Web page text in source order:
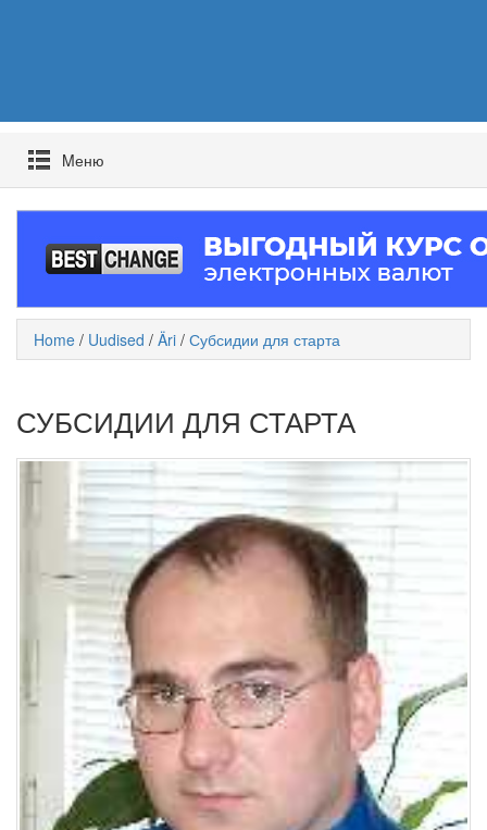
Mеню
Home / Uudised / Äri / Субсидии для старта
СУБСИДИИ ДЛЯ СТАРТА